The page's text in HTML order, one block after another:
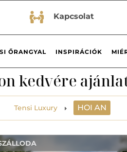
 Kapcsolat
ŐRANGYAL INSPIRÁCIÓK
kedvére
Tensi Luxury E HOI AN